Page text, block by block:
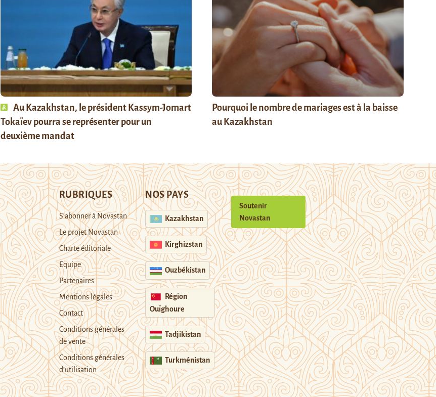
Au Kazakhstan, le président Kassym-Jomart
Tokaïev pourra se représenter pour un
deuxième mandat
Pourquoi le nombre de mariages est à la baisse
au Kazakhstan
RUBRIQUES
S’abonner à Novastan
Le projet Novastan
Charte éditoriale
Equipe
Partenaires
Mentions légales
Contact
Conditions générales
de vente
Conditions générales
d’utilisation
NOS PAYS
Kazakhstan
Kirghizstan
Ouzbékistan
Région
Ouïghoure
Tadjikistan
Turkménistan
Soutenir
Novastan